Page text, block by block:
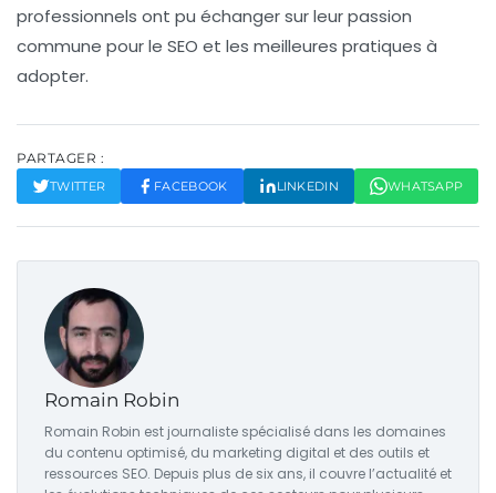
professionnels ont pu échanger sur leur passion
commune pour le SEO et les meilleures pratiques à
adopter.
PARTAGER :
TWITTER FACEBOOK LINKEDIN WHATSAPP
Romain Robin
Romain Robin est journaliste spécialisé dans les domaines
du contenu optimisé, du marketing digital et des outils et
ressources SEO. Depuis plus de six ans, il couvre l’actualité et